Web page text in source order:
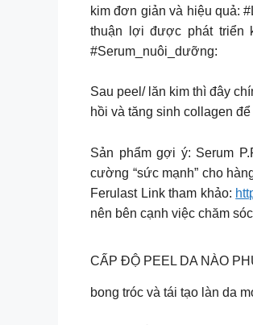
kim đơn giản và hiệu quả:
thuận lợi được phát triển
#Serum_nuôi_dưỡng:
Sau peel/ lăn kim thì đây
hồi và tăng sinh collagen
Sản phẩm gợi ý: Serum
cường “sức mạnh” cho
Ferulast Link tham khảo:
nên bên cạnh việc chăm
CẤP ĐỘ PEEL DA NÀO
bong tróc và tái tạo làn da